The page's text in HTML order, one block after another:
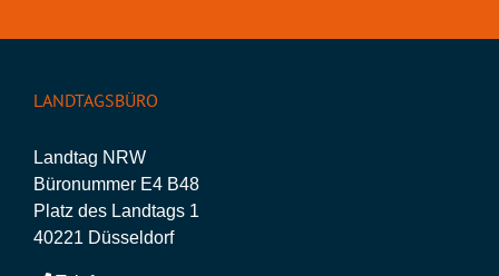
LANDTAGSBÜRO
Landtag NRW
Büronummer E4 B48
Platz des Landtags 1
40221 Düsseldorf